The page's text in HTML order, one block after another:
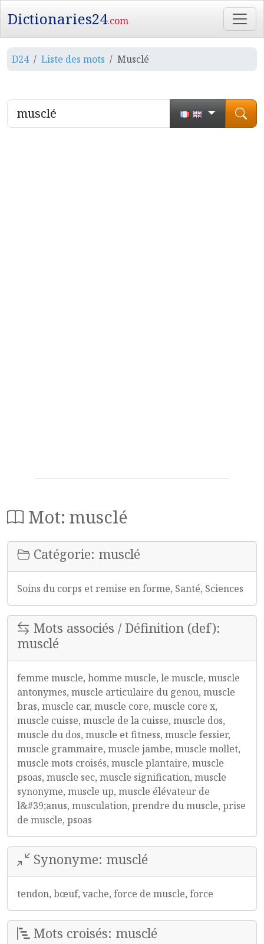
Dictionaries24.com
D24 Liste des mots Musclé
Mot: musclé
Catégorie: musclé
Soins du corps et remise en forme, Santé, Sciences
Mots associés / Définition (def):
musclé
femme muscle, homme muscle, le muscle, muscle
antonymes, muscle articulaire du genou, muscle
bras, muscle car, muscle core, muscle core x,
muscle cuisse, muscle de la cuisse, muscle dos,
muscle du dos, muscle et fitness, muscle fessier,
muscle grammaire, muscle jambe, muscle mollet,
muscle mots croisés, muscle plantaire, muscle
psoas, muscle sec, muscle signification, muscle
synonyme, muscle up, muscle élévateur de
l&#39;anus, musculation, prendre du muscle, prise
de muscle, psoas
Synonyme: musclé
tendon, bœuf, vache, force de muscle, force
Mots croisés: musclé